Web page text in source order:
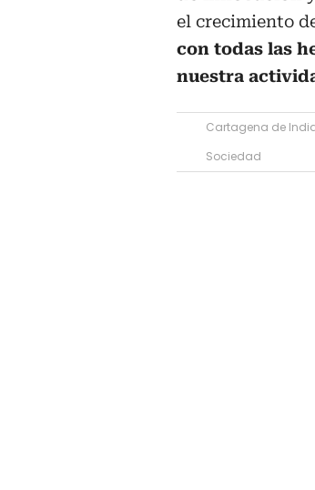
el crecimiento
con todas las
nuestra
Cartagena de
Sociedad